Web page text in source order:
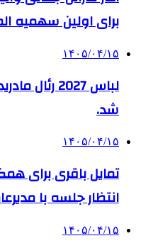
برای اولین سهمیه
۱۴۰۵/۰۴/۱۵
لباس 2027
شد.
۱۴۰۵/۰۴/۱۵
تمایل باقری برای
انتظار جلسه با
۱۴۰۵/۰۴/۱۵